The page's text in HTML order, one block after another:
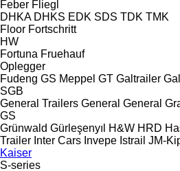
Feber Fliegl
DHKA DHKS EDK SDS TDK TMK
Floor Fortschritt
HW
Fortuna Fruehauf
Oplegger
Fudeng GS Meppel GT Galtrailer
SGB
General Trailers General General
GS
Grünwald Gürleşenyıl H&W HRD
Trailer Inter Cars Invepe Istrail JM-
Kaiser
S-series